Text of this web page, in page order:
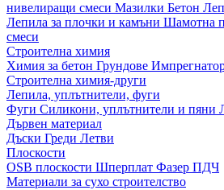
нивелиращи смеси Мазилки Бетон
Лепила за плочки и камъни Шамотна
смеси
Строителна химия
Химия за бетон Грундове
Строителна химия-други
Лепила, уплътнители, фуги
Фуги Силикони, уплътнители и пяни
Дървен материал
Дъски Греди Летви
Плоскости
OSB плоскости Шперплат Фазер ПДЧ
Материали за сухо строителство